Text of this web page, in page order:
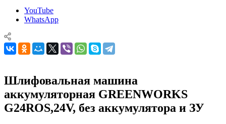
YouTube
WhatsApp
Шлифовальная машина
аккумуляторная GREENWORKS
G24ROS,24V, без аккумулятора и ЗУ